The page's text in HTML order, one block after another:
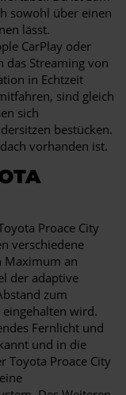
sowohl über einen
lässt.
CarPlay oder
das Streaming von
in Echtzeit
sind gleich
sich
bestücken.
vorhanden ist.
Proace City
verschiedene
Maximum an
der adaptive
zum
wird.
Fernlicht und
und in die
Toyota Proace City